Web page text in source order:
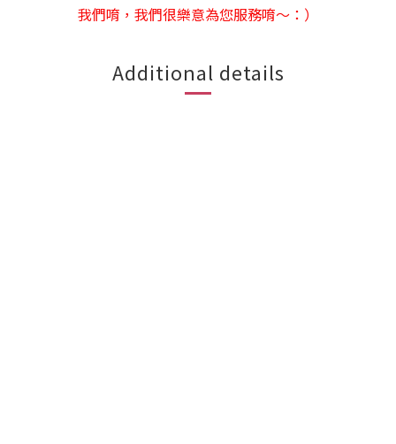
我們唷，我們很樂意為您服務唷～：）
Additional details